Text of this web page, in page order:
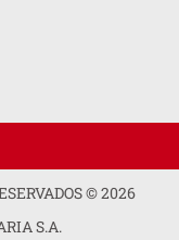
©2026
S.A.